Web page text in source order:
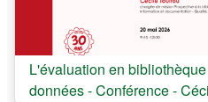
Cours:
L'évaluation en
données - Conférence -